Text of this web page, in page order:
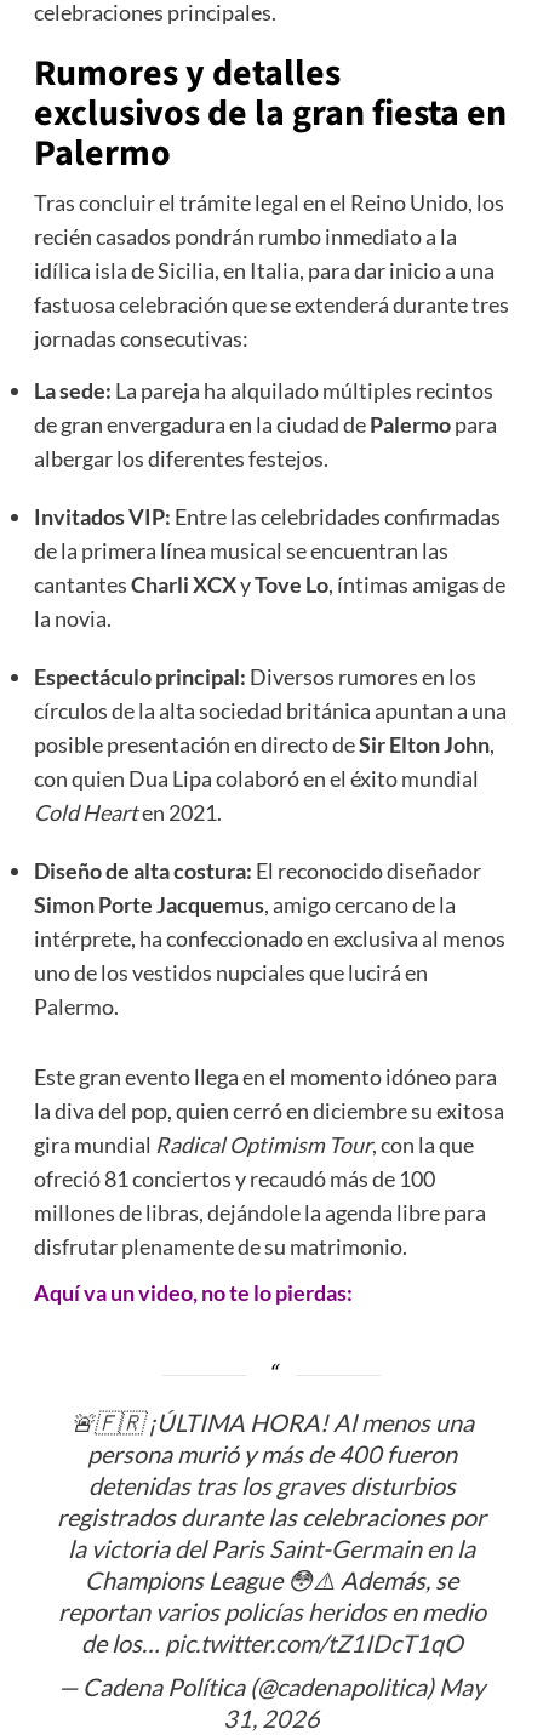
celebraciones principales.
Rumores y detalles
exclusivos de la gran fiesta en
Palermo
Tras concluir el trámite legal en el Reino Unido, los
recién casados pondrán rumbo inmediato a la
idílica isla de Sicilia, en Italia, para dar inicio a una
fastuosa celebración que se extenderá durante tres
jornadas consecutivas:
La sede: La pareja ha alquilado múltiples recintos
de gran envergadura en la ciudad dePalermopara
albergar los diferentes festejos.
Invitados VIP: Entre las celebridades confirmadas
de la primera línea musical se encuentran las
cantantesCharli XCXyTove Lo, íntimas amigas de
la novia.
Espectáculo principal: Diversos rumores en los
círculos de la alta sociedad británica apuntan a una
posible presentación en directo deSir Elton John,
con quien Dua Lipa colaboró en el éxito mundial
Cold Hearten 2021.
Diseño de alta costura: El reconocido diseñador
Simon Porte Jacquemus, amigo cercano de la
intérprete, ha confeccionado en exclusiva al menos
uno de los vestidos nupciales que lucirá en
Palermo.
Este gran evento llega en el momento idóneo para
la diva del pop, quien cerró en diciembre su exitosa
gira mundial Radical Optimism Tour, con la que
ofreció 81 conciertos y recaudó más de 100
millones de libras, dejándole la agenda libre para
disfrutar plenamente de su matrimonio.
Aquí va un video, no te lo pierdas:
🚨🇫🇷 ¡ÚLTIMA HORA! Al menos una
persona murió y más de 400 fueron
detenidas tras los graves disturbios
registrados durante las celebraciones por
la victoria del Paris Saint-Germain en la
Champions League 😳⚠️ Además, se
reportan varios policías heridos en medio
de los… pic.twitter.com/tZ1IDcT1qO
— Cadena Política (@cadenapolitica) May
31, 2026